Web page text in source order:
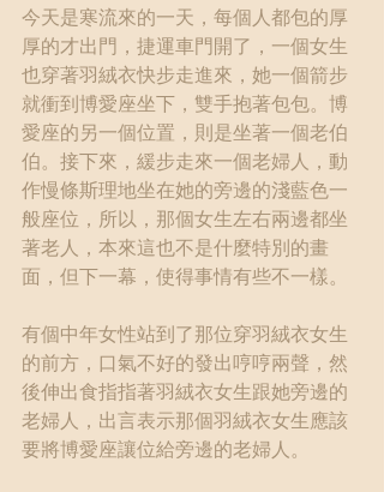
今天是寒流來的一天，每個人都包的厚
厚的才出門，捷運車門開了，一個女生
也穿著羽絨衣快步走進來，她一個箭步
就衝到博愛座坐下，雙手抱著包包。博
愛座的另一個位置，則是坐著一個老伯
伯。接下來，緩步走來一個老婦人，動
作慢條斯理地坐在她的旁邊的淺藍色一
般座位，所以，那個女生左右兩邊都坐
著老人，本來這也不是什麼特別的畫
面，但下一幕，使得事情有些不一樣。
有個中年女性站到了那位穿羽絨衣女生
的前方，口氣不好的發出哼哼兩聲，然
後伸出食指指著羽絨衣女生跟她旁邊的
老婦人，出言表示那個羽絨衣女生應該
要將博愛座讓位給旁邊的老婦人。